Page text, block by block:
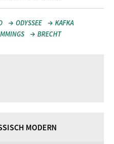
ODYSSEE
KAFKA
BRECHT
MODERN